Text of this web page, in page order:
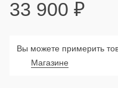
33 900 ₽
Вы можете примерить
Магазине